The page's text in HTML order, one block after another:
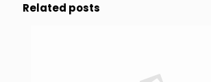
Related posts